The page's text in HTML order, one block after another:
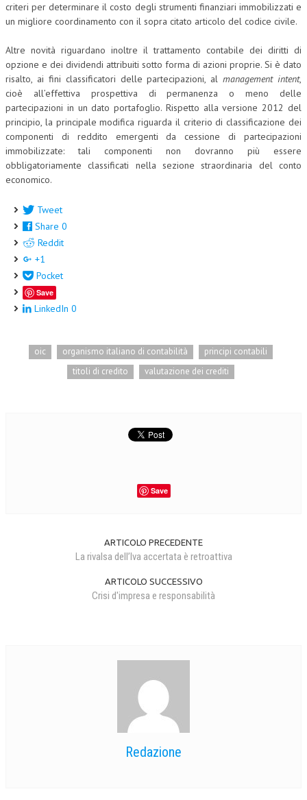
DIRITTO DEL LAVORO
DIRITTO DEL WEB
CRIMINOLOGIA E CRIMINALISTICA
SICUREZZA SUL LAVORO
FISCO
DIRITTO TRIBUTARIO
TAX RISK MANAGEMENT
CFC E PARADISI FISCALI
TRANSFER PRICING
AMMINISTRATIVA
TRIBUTARIA
MANUALI E MONOGRAFIE
criteri per determinare il costo degli strumenti finanziari immobilizzati e
un migliore coordinamento con il sopra citato articolo del codice civile.
Altre novità riguardano inoltre il trattamento contabile dei diritti di
opzione e dei dividendi attribuiti sotto forma di azioni proprie. Si è dato
risalto, ai fini classificatori delle partecipazioni, almanagement intent,
cioè all’effettiva prospettiva di permanenza o meno delle
partecipazioni in un dato portafoglio. Rispetto alla versione 2012 del
principio, la principale modifica riguarda il criterio di classificazione dei
componenti di reddito emergenti da cessione di partecipazioni
immobilizzate: tali componenti non dovranno più essere
obbligatoriamente classificati nella sezione straordinaria del conto
economico.
Tweet
Share 0
Reddit
+1
Pocket
Save
LinkedIn 0
oic organismo italiano di contabilità
principi contabili
titoli di credito
valutazione dei crediti
Save
ARTICOLO PRECEDENTE
La rivalsa dell’Iva accertata è retroattiva
ARTICOLO SUCCESSIVO
Crisi d'impresa e responsabilità
Redazione